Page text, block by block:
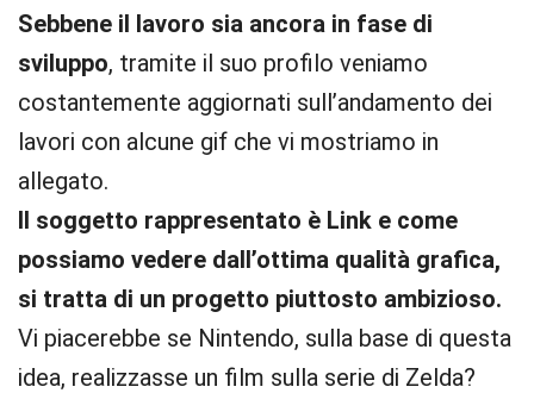
Sebbene il lavoro sia ancora in fase di
sviluppo, tramite il suo profilo veniamo
costantemente aggiornati sull’andamento dei
lavori con alcune gif che vi mostriamo in
allegato.
Il soggetto rappresentato è Link e come
possiamo vedere dall’ottima qualità grafica,
si tratta di un progetto piuttosto ambizioso.
Vi piacerebbe se Nintendo, sulla base di questa
idea, realizzasse un film sulla serie di Zelda?